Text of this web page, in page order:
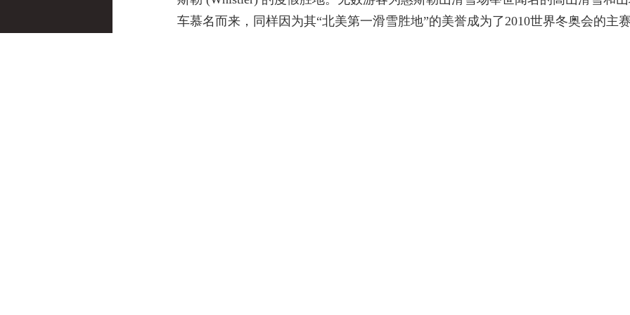
车慕名而来，同样因为其“北美第一滑雪胜地”的美誉成为了2010世界冬奥会的主